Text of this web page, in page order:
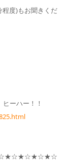
度)もお聞きくだ
ーハー！！